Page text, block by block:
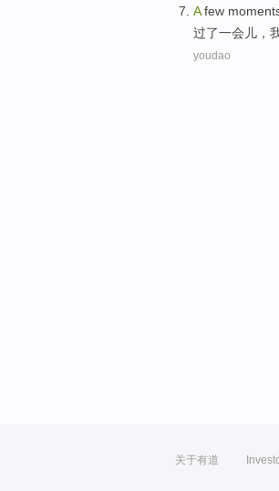
Afew
过了一会儿 ，
youdao
关于有道